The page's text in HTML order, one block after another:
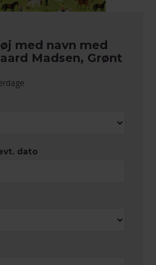
med navn med
Madsen, Grønt
dato